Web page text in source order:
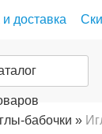
доставка
бабочки »